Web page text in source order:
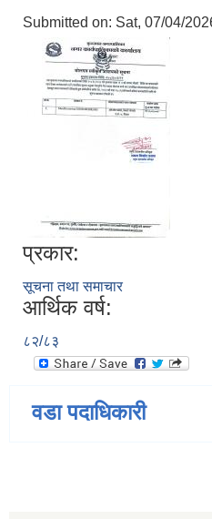
Submitted on: Sat, 07/04/
प्रकार:
सूचना तथा समाचार
आर्थिक वर्ष:
८२/८३
वडा पदाधिकारी